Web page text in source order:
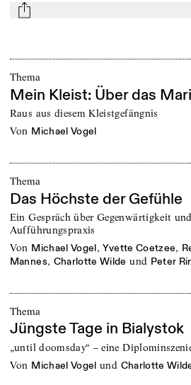
mail
Thema
Mein Kleist: Über das
Raus aus diesem Kleistgefängnis
von Michael Vogel
Thema
Das Höchste der Gefühle
Ein Gespräch über Gegenwärtigkeit
Aufführungspraxis
von Michael Vogel,Yvette Coetzee,
Mannes, Charlotte Wilde und Peter
Thema
Jüngste Tage in Bialystok
„until doomsday“ – eine
von Michael Vogel und Charlotte